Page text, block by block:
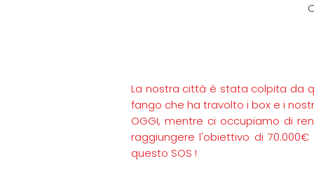
La nostra città è stata colpita da
fango che ha travolto i box e i
OGGI, mentre ci occupiamo di
raggiungere l'obiettivo di
questo SOS !